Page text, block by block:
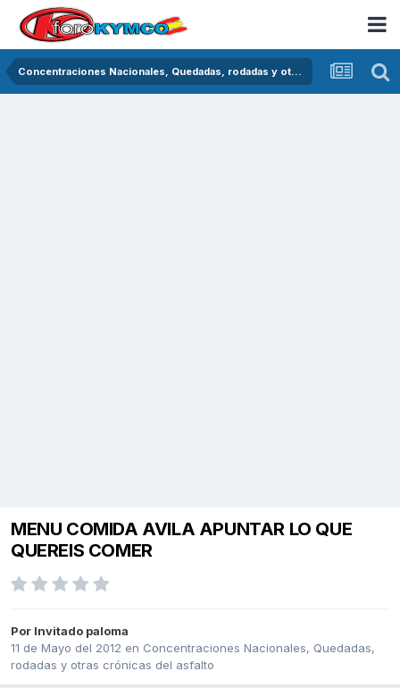
Concentraciones Nacionales, Quedadas, rodadas y otras crónicas del asfalto
MENU COMIDA AVILA APUNTAR LO QUE
QUEREIS COMER
Por Invitado paloma
11 de Mayo del 2012 en Concentraciones Nacionales, Quedadas,
rodadas y otras crónicas del asfalto